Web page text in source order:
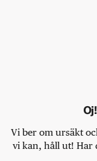
Vi ber om ursäkt
vi kan, håll ut! Har